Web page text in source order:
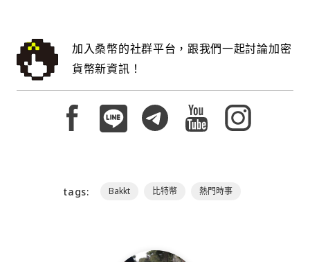
加入桑幣的社群平台，跟我們一起討論加密
貨幣新資訊！
tags: Bakkt 比特幣 熱門時事